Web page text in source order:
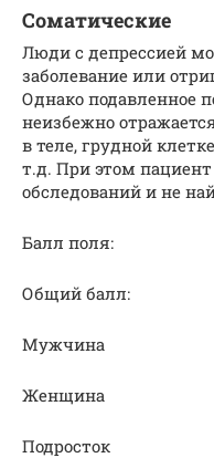
Соматические
Люди с депрессией
заболевание или
Однако подавленное
неизбежно
в теле, грудной
т.д. При этом
обследований и не
Балл поля:
Общий балл:
Мужчина
Женщина
Подросток